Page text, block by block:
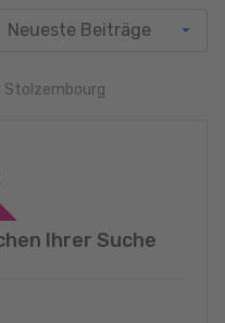
Stolzembourg
Ihrer Suche